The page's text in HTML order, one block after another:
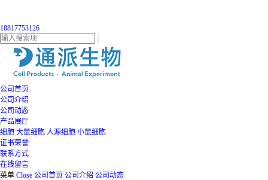
18817753126
公司首页
公司介绍
公司动态
产品展厅
细胞 大鼠细胞 人源细胞 小鼠细胞
证书荣誉
联系方式
在线留言
菜单 Close 公司首页 公司介绍 公司动态